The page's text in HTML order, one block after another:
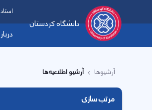
دانشگاه کردستان
آرشیوها آرشیو اطلاعیه‌ها
مرتب سازی